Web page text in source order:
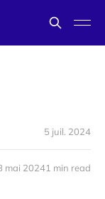
5 juil. 2024
mai 20241 min read